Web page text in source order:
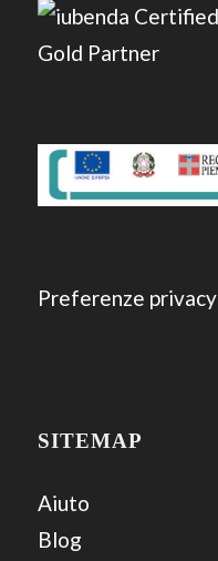
Preferenze privacy
SITEMAP
Aiuto
Blog